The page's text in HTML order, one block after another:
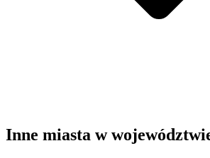
Inne miasta w